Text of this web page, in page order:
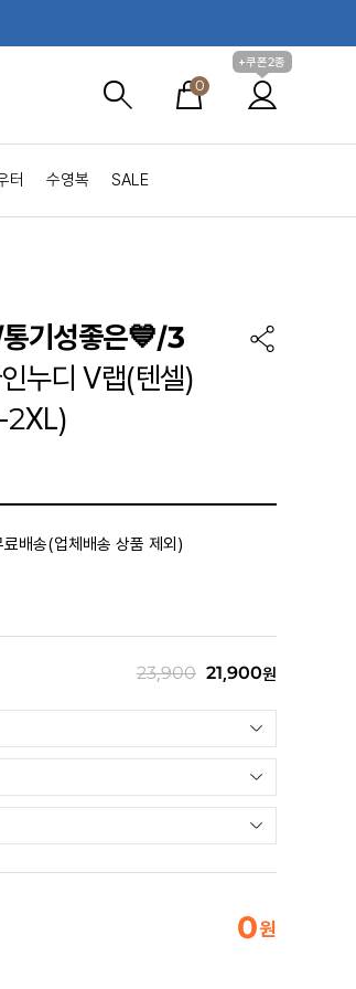
0
+쿠폰2종
터 수영복 SALE
기성좋은💙/3
누디 V랩(텐셀)
2XL)
배송(업체배송 상품 제외)
23,900 21,900원
0원